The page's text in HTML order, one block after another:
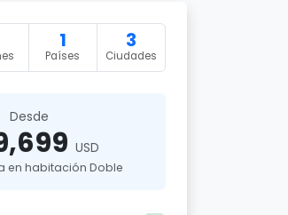
1
Países
3
Ciudades
Desde
USD
en habitación Doble